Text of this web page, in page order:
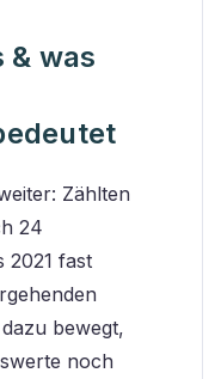
& was
Zählten
24
2021 fast
bewegt,
noch